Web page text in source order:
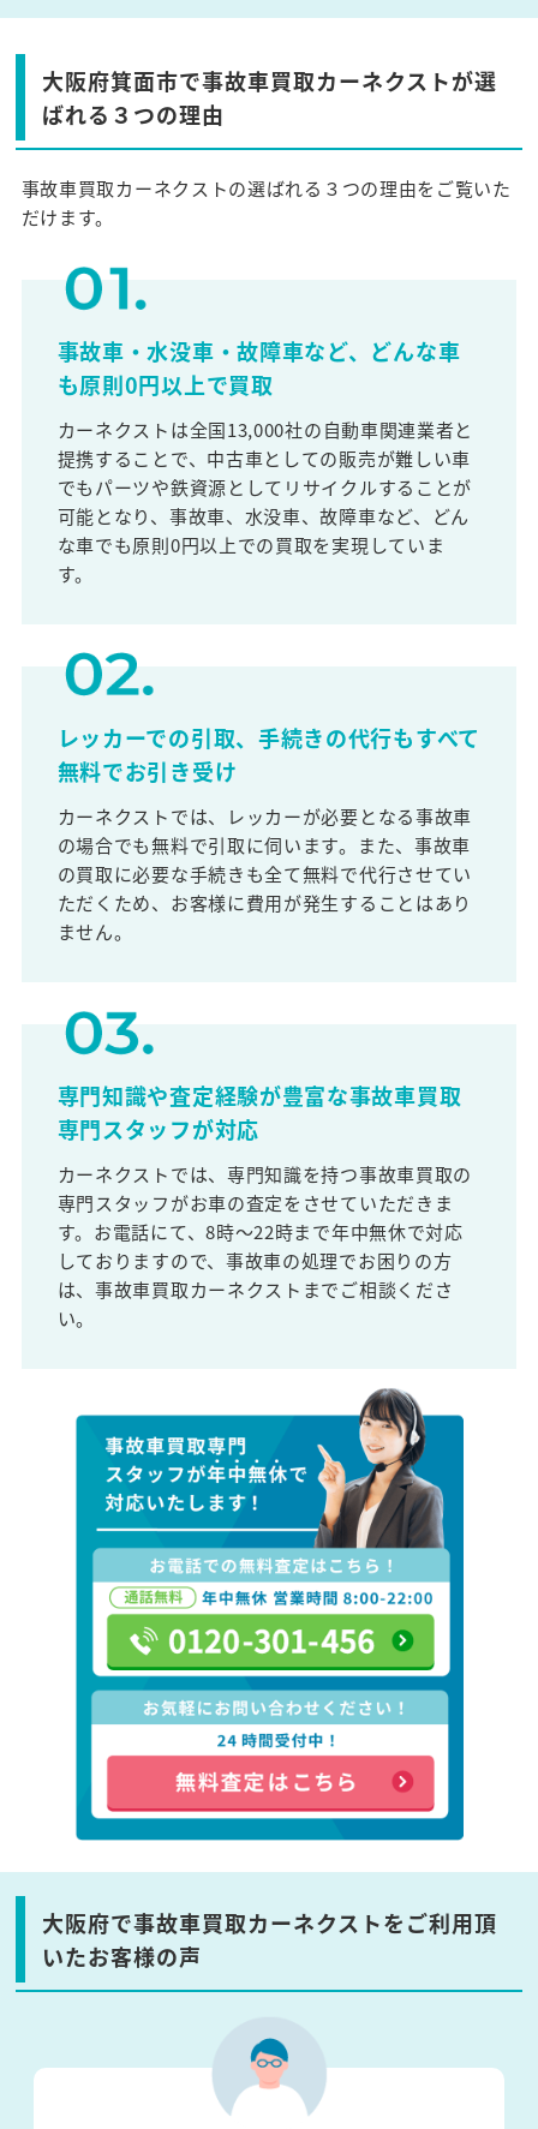
大阪府箕面市で事故車買取カーネクストが選
ばれる３つの理由
事故車買取カーネクストの選ばれる３つの理由をご覧いた
だけます。
事故車・水没車・故障車など、どんな車
も原則0円以上で買取
カーネクストは全国13,000社の自動車関連業者と
提携することで、中古車としての販売が難しい車
でもパーツや鉄資源としてリサイクルすることが
可能となり、事故車、水没車、故障車など、どん
な車でも原則0円以上での買取を実現していま
す。
レッカーでの引取、手続きの代行もすべて
無料でお引き受け
カーネクストでは、レッカーが必要となる事故車
の場合でも無料で引取に伺います。また、事故車
の買取に必要な手続きも全て無料で代行させてい
ただくため、お客様に費用が発生することはあり
ません。
専門知識や査定経験が豊富な事故車買取
専門スタッフが対応
カーネクストでは、専門知識を持つ事故車買取の
専門スタッフがお車の査定をさせていただきま
す。お電話にて、8時～22時まで年中無休で対応
しておりますので、事故車の処理でお困りの方
は、事故車買取カーネクストまでご相談くださ
い。
大阪府で事故車買取カーネクストをご利用頂
いたお客様の声